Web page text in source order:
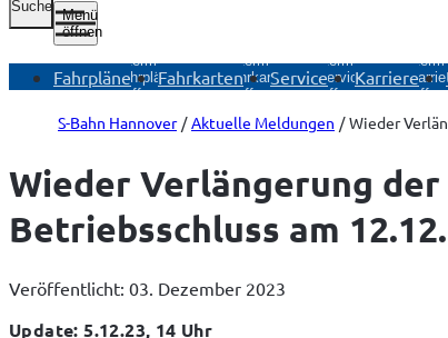
Suche
Menü
öffnen
Fahrpläne
Untermenü
Fahrpläne
öffnen
Fahrkarten
Untermenü
Fahrkarten
öffnen
Service
Untermenü
Service
öffnen
Karriere
S-Bahn Hannover Aktuelle Meldungen Wieder
Wieder Verlängerung
Betriebsschluss am
Veröffentlicht: 03. Dezember 2023
Update: 5.12.23, 14 Uhr